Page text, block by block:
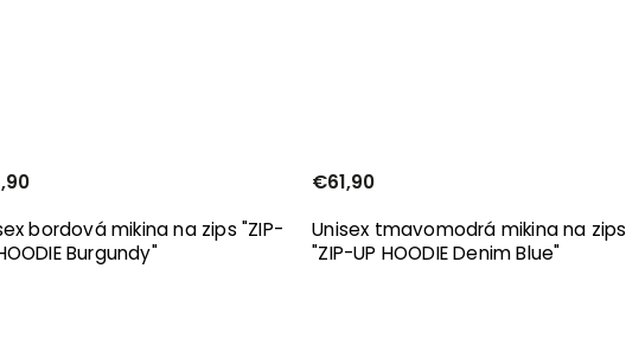
bordová mikina na zips "ZIP-
Burgundy"
Unisex tmavomodrá mikina na zips
"ZIP-UP HOODIE Denim Blue"
€61,90